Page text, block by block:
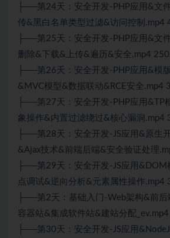
├──第24天：安全开发-PHP应用&文
传&黑白名单类型过滤&访问控制.mp4
├──第25天：安全开发-PHP应用&文
删除&下载&上传&遍历&安全.mp4
├──第26天：安全开发-PHP应用&模
&MVC模型&数据联动&RCE安全.mp4
├──第27天：安全开发-PHP应用&TP
象操作&内置过滤绕过&核心漏洞.mp4
├──第28天：安全开发-JS应用&原生
&Ajax技术&前端后端&安全验证处理
├──第29天：安全开发-JS应用&DOM
点调试&逆向分析&元素属性操作.mp4
├──第2天：基础入门-Web架构&前
容器站&集成软件站&建站分配
├──第30天：安全开发-JS应用